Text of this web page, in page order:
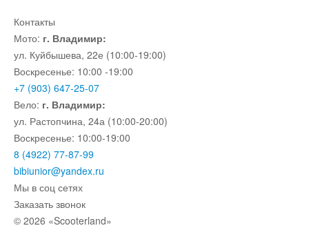
Контакты
Мото: г. Владимир:
ул. Куйбышева, 22е (10:00-19:00)
Воскресенье: 10:00 -19:00
+7 (903) 647-25-07
Вело: г. Владимир:
ул. Растопчина, 24а (10:00-20:00)
Воскресенье: 10:00-19:00
8 (4922) 77-87-99
bibiunior@yandex.ru
Мы в соц сетях
Заказать звонок
© 2026 «Scooterland»